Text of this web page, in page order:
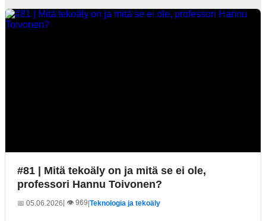
#81 | Mitä tekoäly on ja mitä se ei ole,
professori Hannu Toivonen?
📅 05.06.2026| 👁️ 969 Teknologia ja tekoäly